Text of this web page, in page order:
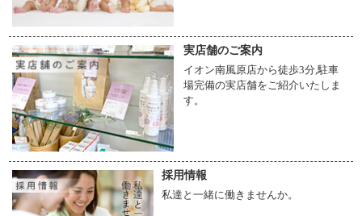
実店舗のご案内
イオン南風原店から徒歩3分,駐車
場完備の実店舗をご紹介いたしま
す。
採用情報
私達と一緒に働きませんか。